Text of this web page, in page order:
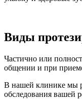
Виды
Частично или
общении и при
В нашей клинике мы
обследования вашей